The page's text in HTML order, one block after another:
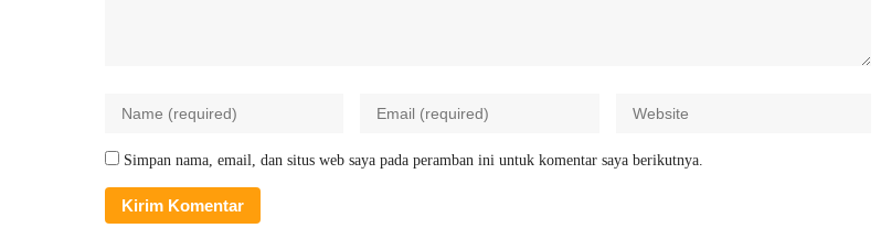
Simpan nama, email, dan situs web saya pada peramban ini untuk komentar saya berikutnya.